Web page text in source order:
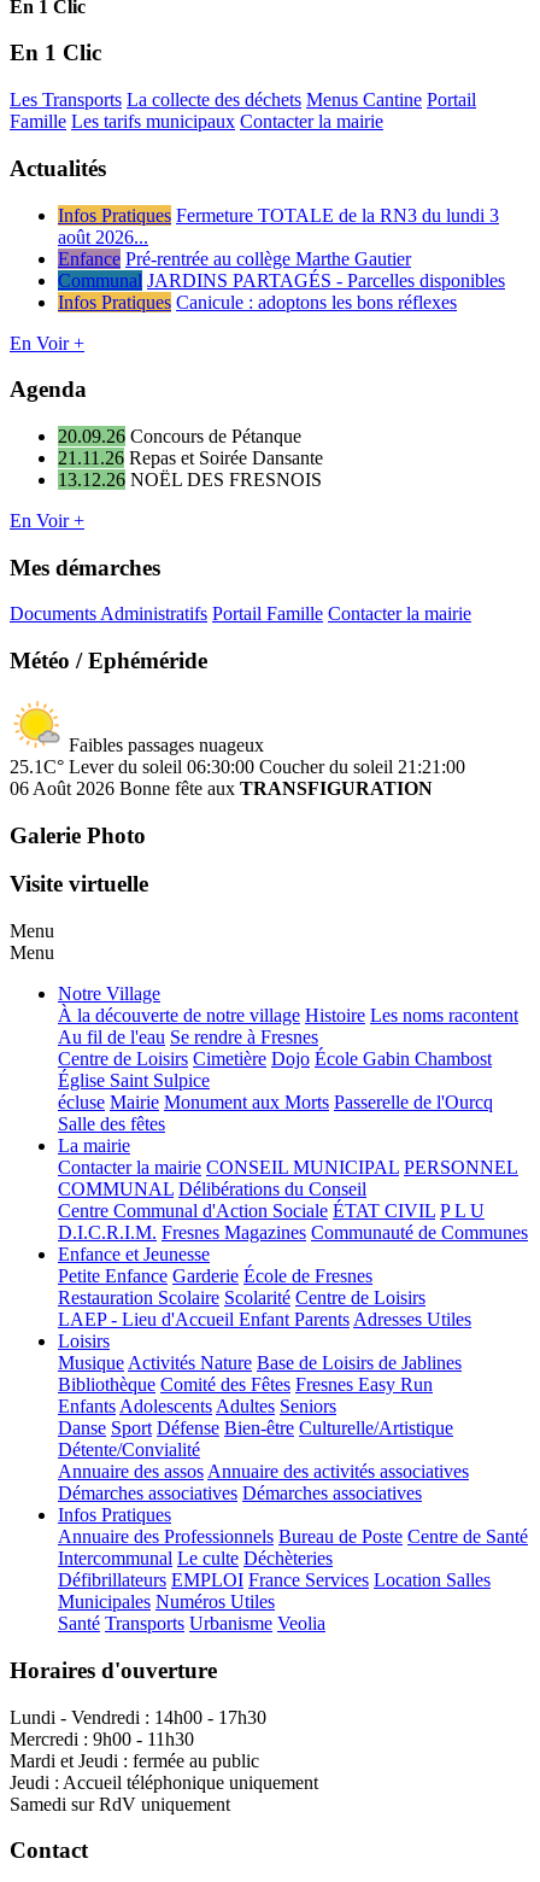
En 1 Clic
En 1 Clic
Les Transports La collecte des déchets Menus Cantine Portail
Famille Les tarifs municipaux Contacter la mairie
Actualités
Infos Pratiques Fermeture TOTALE de la RN3 du lundi 3
août 2026...
Enfance Pré-rentrée au collège Marthe Gautier
Communal JARDINS PARTAGÉS - Parcelles disponibles
Infos Pratiques Canicule : adoptons les bons réflexes
En Voir +
Agenda
20.09.26 Concours de Pétanque
21.11.26 Repas et Soirée Dansante
13.12.26 NOËL DES FRESNOIS
En Voir +
Mes démarches
Documents Administratifs Portail Famille Contacter la mairie
Météo / Ephéméride
Faibles passages nuageux
25.1C° Lever du soleil 06:30:00 Coucher du soleil 21:21:00
06 Août 2026 Bonne fête aux TRANSFIGURATION
Galerie Photo
Visite virtuelle
Menu
Menu
Notre Village
À la découverte de notre village Histoire Les noms racontent
Au fil de l'eau Se rendre à Fresnes
Centre de Loisirs Cimetière Dojo École Gabin Chambost
Église Saint Sulpice
écluse Mairie Monument aux Morts Passerelle de l'Ourcq
Salle des fêtes
La mairie
Contacter la mairie CONSEIL MUNICIPAL PERSONNEL
COMMUNAL Délibérations du Conseil
Centre Communal d'Action Sociale ÉTAT CIVIL P L U
D.I.C.R.I.M. Fresnes Magazines Communauté de Communes
Enfance et Jeunesse
Petite Enfance Garderie École de Fresnes
Restauration Scolaire Scolarité Centre de Loisirs
LAEP - Lieu d'Accueil Enfant Parents Adresses Utiles
Loisirs
Musique Activités Nature Base de Loisirs de Jablines
Bibliothèque Comité des Fêtes Fresnes Easy Run
Enfants Adolescents Adultes Seniors
Danse Sport Défense Bien-être Culturelle/Artistique
Détente/Convialité
Annuaire des assos Annuaire des activités associatives
Démarches associatives Démarches associatives
Infos Pratiques
Annuaire des Professionnels Bureau de Poste Centre de Santé
Intercommunal Le culte Déchèteries
Défibrillateurs EMPLOI France Services Location Salles
Municipales Numéros Utiles
Santé Transports Urbanisme Veolia
Horaires d'ouverture
Lundi - Vendredi : 14h00 - 17h30
Mercredi : 9h00 - 11h30
Mardi et Jeudi : fermée au public
Jeudi : Accueil téléphonique uniquement
Samedi sur RdV uniquement
Contact